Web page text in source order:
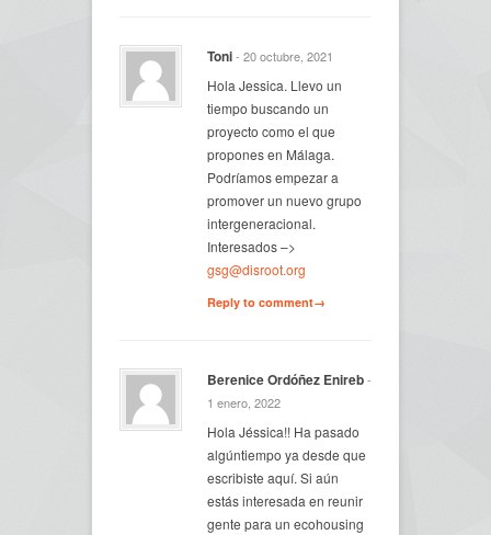
Toni- 20 octubre, 2021
Hola Jessica. Llevo un
tiempo buscando un
proyecto como el que
propones en Málaga.
Podríamos empezar a
promover un nuevo grupo
intergeneracional.
Interesados –>
gsg@disroot.org
Reply to comment→
Berenice Ordóñez Enireb-
1 enero, 2022
Hola Jéssica!! Ha pasado
algúntiempo ya desde que
escribiste aquí. Si aún
estás interesada en reunir
gente para un ecohousing